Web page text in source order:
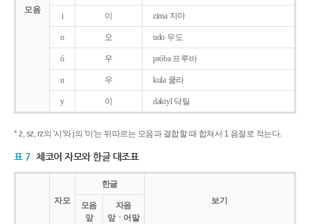
모음
i 이 zima 지마
o 오 udo 우도
ó 우 próba 프루바
u 우 kula 쿨라
y 이 daktyl 닥틸
* ż, sz, rz의 '시'와 j의 '이'는 뒤따르는 모음과 결합할 때 합쳐서 1 음절로 적는다.
표 7 체코어 자모와 한글 대조표
자모
한글
보기
모음
앞
자음
앞ㆍ어말